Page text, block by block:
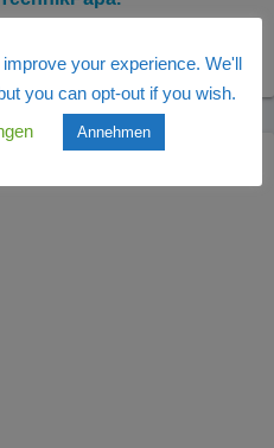
your experience. We'll
you can opt-out if you wish.
Annehmen